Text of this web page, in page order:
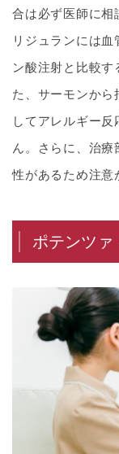
合は必ず医師に相
リジュランには
ン酸注射と比較す
た、サーモンか
してアレルギー
ん。さらに、治
性があるため注意
ポテンツァ